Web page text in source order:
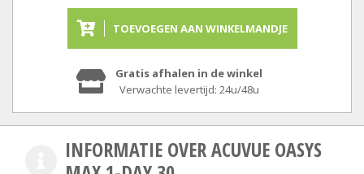
TOEVOEGEN AAN WINKELMANDJE
Gratis afhalen in de winkel
Verwachte levertijd: 24u/48u
INFORMATIE OVER ACUVUE OASYS